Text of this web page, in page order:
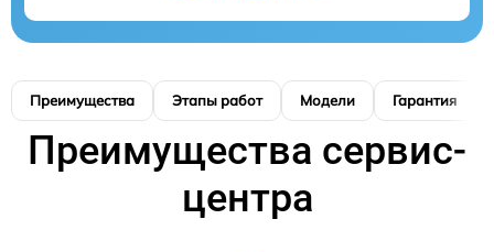
Преимущества Этапы работ Модели Гарантия
Преимущества сервис-
центра